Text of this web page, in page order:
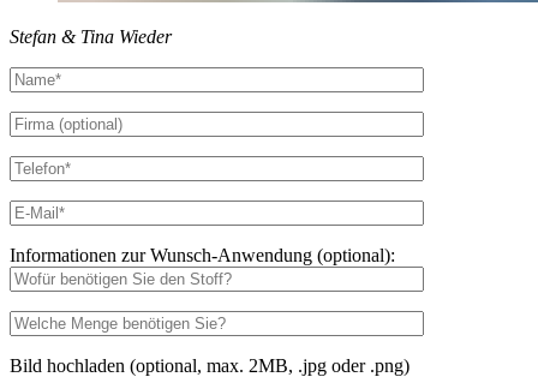
Stefan & Tina Wieder
Informationen zur Wunsch-Anwendung (optional):
Bild hochladen (optional, max. 2MB, .jpg oder .png)